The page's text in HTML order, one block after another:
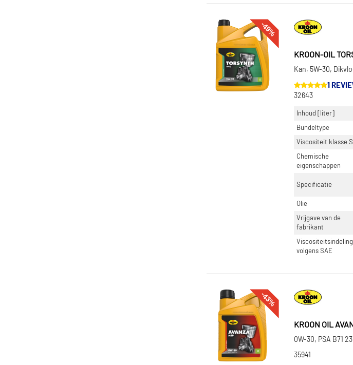
-49%
KROON-OIL
Kan, 5W-30,
1
32643
Inhoud [liter]
Bundeltype
Viscositeit klasse
Chemische
eigenschappen
Specificatie
Olie
Vrijgave van de
fabrikant
Viscositeitsindeling
volgens SAE
-43%
KROON OIL
0W-30, PSA B71
35941